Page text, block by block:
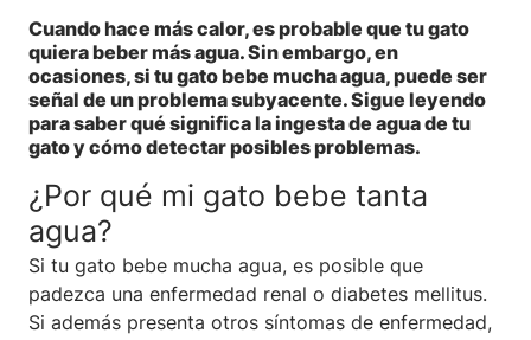
Cuando hace más calor, es probable que tu gato
quiera beber más agua. Sin embargo, en
ocasiones, si tu gato bebe mucha agua, puede ser
señal de un problema subyacente. Sigue leyendo
para saber qué significa la ingesta de agua de tu
gato y cómo detectar posibles problemas.
¿Por qué mi gato bebe tanta
agua?
Si tu gato bebe mucha agua, es posible que
padezca una enfermedad renal o diabetes mellitus.
Si además presenta otros síntomas de enfermedad,